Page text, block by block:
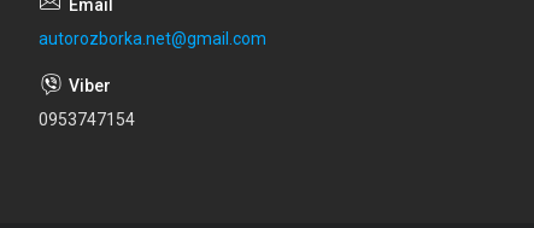
autorozborka.net@gmail.com
0953747154